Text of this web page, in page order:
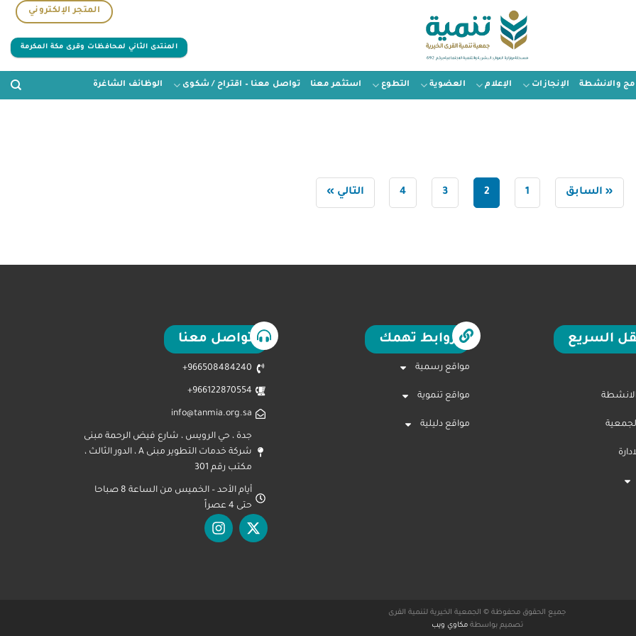
المتجر الإلكتروني
المنتدى الثاني لمحافظات وقرى مكة المكرمة
والانشطة الإنجازات الإعلام العضوية التطوع استثمر معنا تواصل معنا – اقتراح / شكوى الوظائف الشاغرة
« السابق 1
2
3
4 التالي »
السريع روابط تهمك
مواقع رسمية
مواقع تنموية
مواقع دليلية
تواصل معنا
966508484240+
966122870554+
info@tanmia.org.sa
جدة ، حي الرويس ، شارع فيض الرحمة مبنى
شركة خدمات التطوير مبنى A ، الدور الثالث ،
مكتب رقم 301
أيام الأحد – الخميس من الساعة 8 صباحا
حتى 4 عصراً
جميع الحقوق محفوظة © الجمعية الخيرية لتنمية القرى
تصميم بواسطةمكاوي ويب